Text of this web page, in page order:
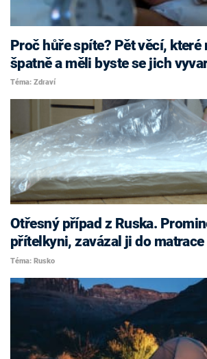
Proč hůře spíte? Pět věcí, které
špatně a měli byste se jich
Téma: Zdraví
Otřesný případ z Ruska.
přítelkyni, zavázal ji do matrace
Téma: Rusko